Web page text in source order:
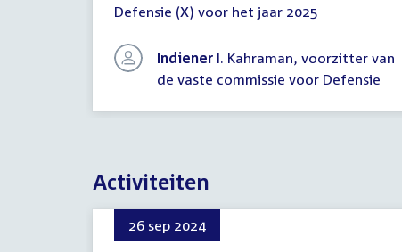
Defensie (X) voor het jaar 2025
Indiener I. Kahraman, voorzitter van
de vaste commissie voor Defensie
Activiteiten
26 sep 2024